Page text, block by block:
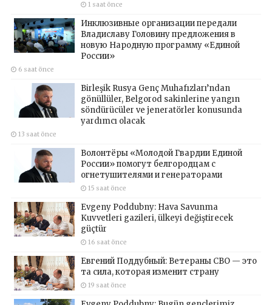
1 saat önce
Инклюзивные организации передали
Владиславу Головину предложения в
новую Народную программу «Единой
России»
6 saat önce
Birleşik Rusya Genç Muhafızları’ndan
gönüllüler, Belgorod sakinlerine yangın
söndürücüler ve jeneratörler konusunda
yardımcı olacak
13 saat önce
Волонтёры «Молодой Гвардии Единой
России» помогут белгородцам с
огнетушителями и генераторами
15 saat önce
Evgeny Poddubny: Hava Savunma
Kuvvetleri gazileri, ülkeyi değiştirecek
güçtür
16 saat önce
Евгений Поддубный: Ветераны СВО — это
та сила, которая изменит страну
19 saat önce